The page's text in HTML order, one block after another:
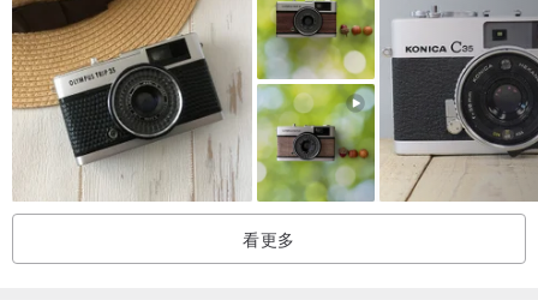
看更多